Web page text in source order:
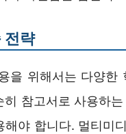
전략
을 위해서는 다양한
참고서로 사용하
야 합니다. 멀티미